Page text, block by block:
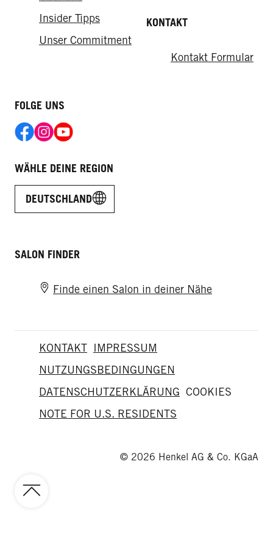
Insider Tipps
Unser Commitment
KONTAKT
Kontakt Formular
FOLGE UNS
WÄHLE DEINE REGION
DEUTSCHLAND
SALON FINDER
Finde einen Salon in deiner Nähe
KONTAKT IMPRESSUM
NUTZUNGSBEDINGUNGEN
DATENSCHUTZERKLÄRUNG COOKIES
NOTE FOR U.S. RESIDENTS
© 2026 Henkel AG & Co. KGaA